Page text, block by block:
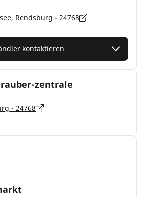
Rendsburg - 24768
kontaktieren
zentrale
- 24768